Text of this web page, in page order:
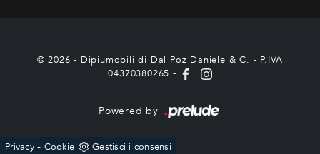
© 2026 - Dipiumobili di Dal Poz Daniele & C. - P.IVA
04370380265 -
Powered by
Privacy- Cookie Gestisci i consensi